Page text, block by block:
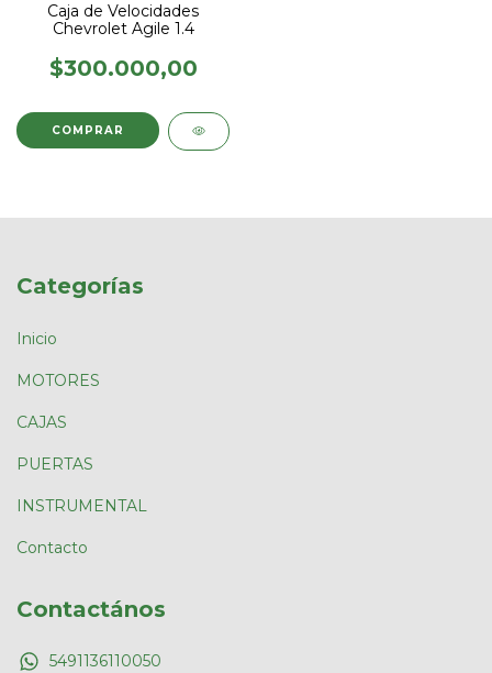
Caja de Velocidades
Chevrolet Agile 1.4
$300.000,00
Categorías
Inicio
MOTORES
CAJAS
PUERTAS
INSTRUMENTAL
Contacto
Contactános
5491136110050